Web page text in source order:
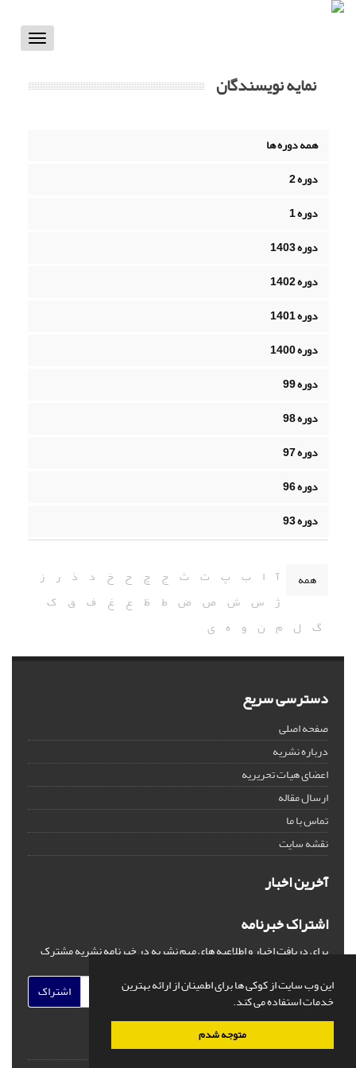
این وب سایت از کوکی ها برای اطمینان از ارائه بهترین
خدمات استفاده می کند.
متوجه شدم
Toggle
نمایه نویسندگان
همه دوره ها
دوره 2
دوره 1
دوره 1403
دوره 1402
دوره 1401
دوره 1400
دوره 99
دوره 98
دوره 97
دوره 96
دوره 93
همه آ ا ب پ ت ث ج چ ح خ د ذ ر ز
ژ س ش ص ض ط ظ ع غ ف ق ک
گ ل م ن و ه ی
دسترسی سریع
صفحه اصلی
درباره نشریه
اعضای هیات تحریریه
ارسال مقاله
تماس با ما
نقشه سایت
آخرین اخبار
اشتراک خبرنامه
برای دریافت اخبار و اطلاعیه های مهم نشریه در خبرنامه نشریه مشترک
اشتراک